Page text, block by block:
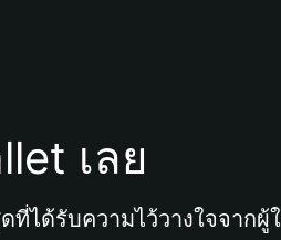
เลย
ได้รับความไว้วางใจจาก